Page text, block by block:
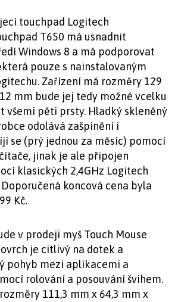
touchpad Logitech
T650 má usnadnit
Windows 8 a má podporovat
pouze s nainstalovaným
Zařízení má rozměry 129
mm bude jej tedy možné vcelku
všemi pěti prsty. Hladký skleněný
odolává zašpinění i
se (prý jednou za měsíc) pomocí
jinak je ale připojen
klasických 2,4GHz Logitech
koncová cena byla
Kč.
v prodeji myš Touch Mouse
je citlivý na dotek a
pohyb mezi aplikacemi a
rolování a posouvání švihem.
111,3 mm x 64,3 mm x